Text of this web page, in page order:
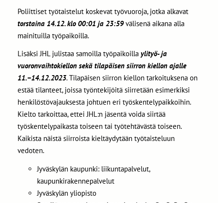
Poliittiset työtaistelut koskevat työvuoroja, jotka alkavat
torstaina 14.12. klo 00:01 ja 23:59välisenä aikana alla
mainituilla työpaikoilla.
Lisäksi JHL julistaa samoilla työpaikoilla ylityö- ja
vuoronvaihtokiellon sekä tilapäisen siirron kiellon ajalle
11.−14.12.2023. Tilapäisen siirron kiellon tarkoituksena on
estää tilanteet, joissa työntekijöitä siirretään esimerkiksi
henkilöstövajauksesta johtuen eri työskentelypaikkoihin.
Kielto tarkoittaa, ettei JHL:n jäsentä voida siirtää
työskentelypaikasta toiseen tai työtehtävästä toiseen.
Kaikista näistä siirroista kieltäydytään työtaisteluun
vedoten.
Jyväskylän kaupunki: liikuntapalvelut,
kaupunkirakennepalvelut
Jyväskylän yliopisto